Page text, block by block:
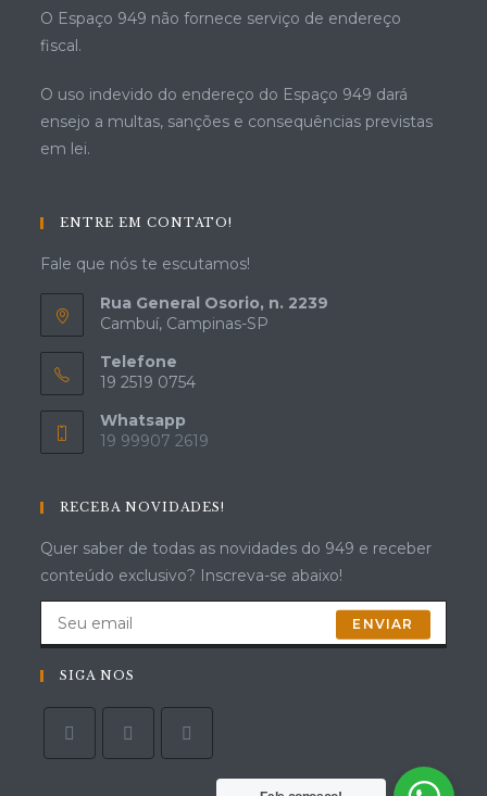
O Espaço 949 não fornece serviço de endereço
fiscal.
O uso indevido do endereço do Espaço 949 dará
ensejo a multas, sanções e consequências previstas
em lei.
ENTRE EM CONTATO!
Fale que nós te escutamos!
Rua General Osorio, n. 2239
Cambuí, Campinas-SP
Telefone
19 2519 0754
Whatsapp
19 99907 2619
RECEBA NOVIDADES!
Quer saber de todas as novidades do 949 e receber
conteúdo exclusivo? Inscreva-se abaixo!
ENVIAR
SIGA NOS